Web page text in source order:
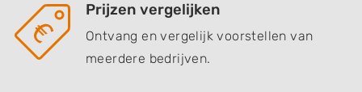
Prijzen vergelijken
Ontvang en vergelijk voorstellen van
meerdere bedrijven.